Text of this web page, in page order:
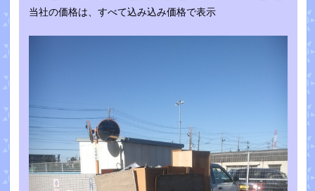
当社の価格は、すべて込み込み価格で表示